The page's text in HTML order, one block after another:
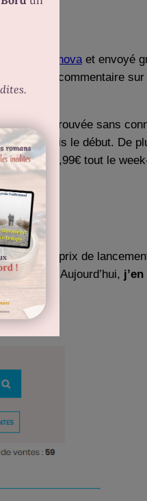
sur Librinovaet envoyé
qu’un seul commentaire
suis retrouvée sans
depuis le début. De
lieu de 3,99€ tout le
end (prix de
Aujourd’hui,